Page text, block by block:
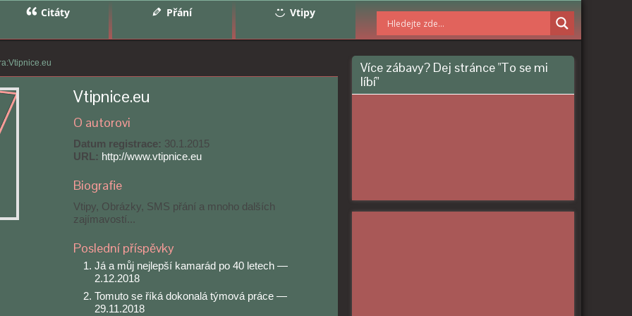
Citáty Přání Vtipy
Vtipnice.eu
O autorovi
Datum registrace: 30.1.2015
URL: http://www.vtipnice.eu
Biografie
Vtipy, Obrázky, SMS přání a mnoho dalších
zajímavostí...
Poslední příspěvky
Já a můj nejlepší kamarád po 40 letech —
2.12.2018
Tomuto se říká dokonalá týmová práce —
29.11.2018
Více zábavy? Dej stránce "To se mi
líbí"